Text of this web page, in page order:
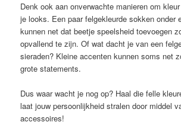
Denk ook aan onverwachte manieren om
je looks. Een paar felgekleurde sokken onder
kunnen net dat beetje speelsheid toevoegen
opvallend te zijn. Of wat dacht je van een
sieraden? Kleine accenten kunnen soms net
grote statements.
Dus waar wacht je nog op? Haal die felle
laat jouw persoonlijkheid stralen door middel
accessoires!